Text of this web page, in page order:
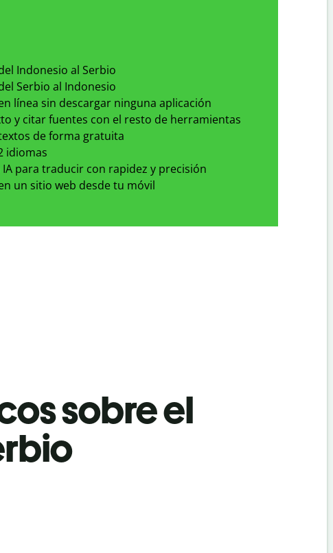
Indonesio al Serbio
Serbio al Indonesio
línea sin descargar ninguna aplicación
y citar fuentes con el resto de herramientas
de forma gratuita
idiomas
para traducir con rapidez y precisión
un sitio web desde tu móvil
sobre el